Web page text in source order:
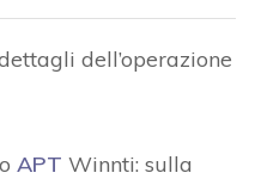
dell’operazione
APT Winnti: sulla